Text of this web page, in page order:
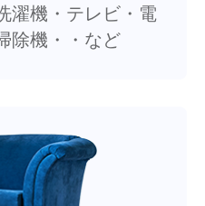
濯機・テレビ・電
除機・・など